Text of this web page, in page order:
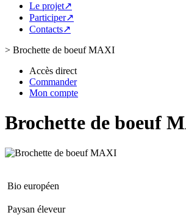
Le projet↗
Participer↗
Contacts↗
> Brochette de boeuf MAXI
Accès direct
Commander
Mon compte
Brochette de boeuf
Bio européen
Paysan éleveur